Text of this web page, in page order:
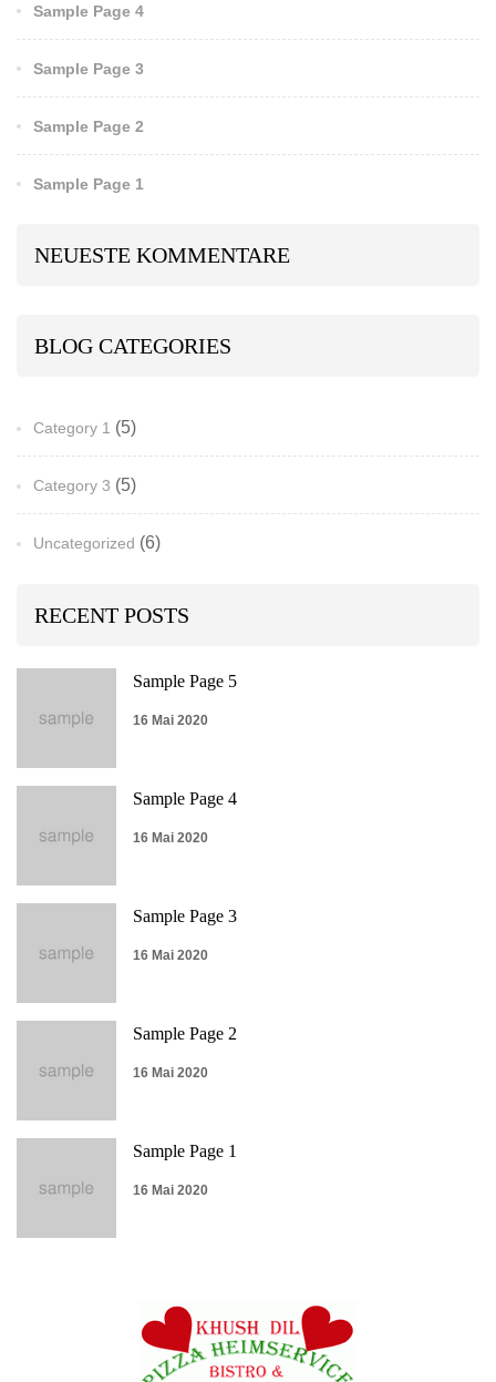
Sample Page 4
Sample Page 3
Sample Page 2
Sample Page 1
NEUESTE KOMMENTARE
BLOG CATEGORIES
Category 1 (5)
Category 3 (5)
Uncategorized (6)
RECENT POSTS
Sample Page 5
16 Mai 2020
Sample Page 4
16 Mai 2020
Sample Page 3
16 Mai 2020
Sample Page 2
16 Mai 2020
Sample Page 1
16 Mai 2020